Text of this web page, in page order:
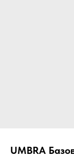
UMBRA